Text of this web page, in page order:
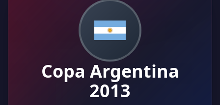
Copa Argentina
2013